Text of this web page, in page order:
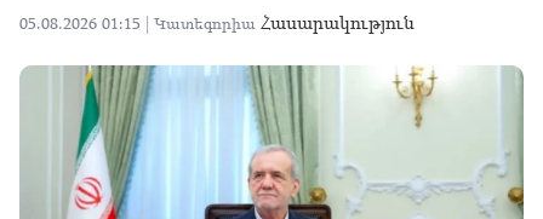
05.08.2026 01:15 | Կատեգորիա Հասարակություն